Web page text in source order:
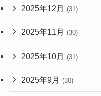
2025年12月 (31)
2025年11月 (30)
2025年10月 (31)
2025年9月 (30)